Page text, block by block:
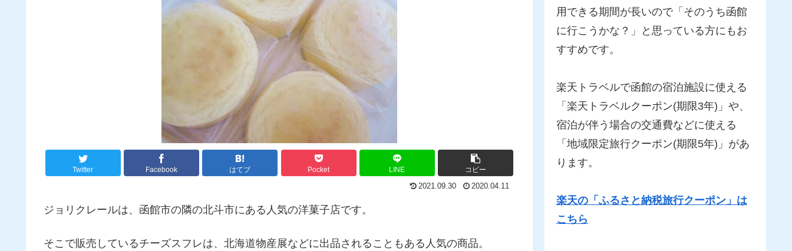
Twitter Facebook はてブ Pocket LINE コピー
2021.09.30 2020.04.11
ジョリクレールは、函館市の隣の北斗市にある人気の洋菓子店です。
そこで販売しているチーズスフレは、北海道物産展などに出品されることもある人気の商品。
用できる期間が長いので「そのうち函館
に行こうかな？」と思っている方にもお
すすめです。
楽天トラベルで函館の宿泊施設に使える
「楽天トラベルクーポン(期限3年)」や、
宿泊が伴う場合の交通費などに使える
「地域限定旅行クーポン(期限5年)」があ
ります。
楽天の「ふるさと納税旅行クーポン」は
こちら